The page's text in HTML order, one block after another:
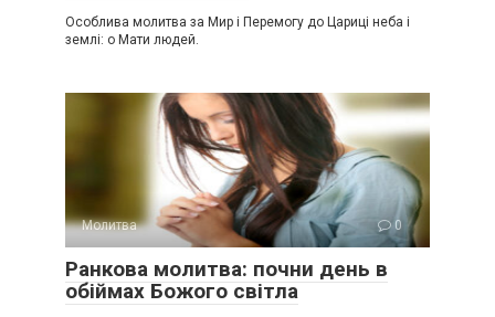
Особлива молитва за Мир і Перемогу до Цариці неба і
землі: о Мати людей.
Молитва 0
Ранкова молитва: почни день в
обіймах Божого світла